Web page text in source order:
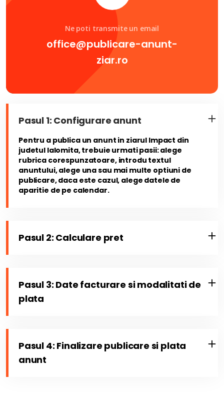
Ne poti transmite un email
office@publicare-anunt-
ziar.ro
Pasul 1: Configurare anunt
Pentru a publica un anunt in ziarul Impact din
judetul Ialomita, trebuie urmati pasii: alege
rubrica corespunzatoare, introdu textul
anuntului, alege una sau mai multe optiuni de
publicare, daca este cazul, alege datele de
aparitie de pe calendar.
Pasul 2: Calculare pret
Pasul 3: Date facturare si modalitati de
plata
Pasul 4: Finalizare publicare si plata
anunt